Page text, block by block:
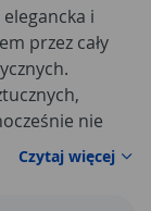
i
przez cały
nie
temu staje
chcą
Czytaj więcej